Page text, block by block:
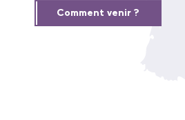
Comment venir ?